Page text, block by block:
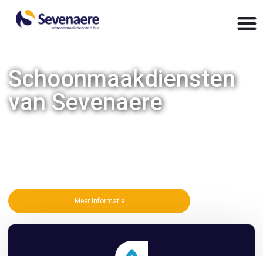
Schoonmaakdiensten
van Sevenaere
Meer informatie